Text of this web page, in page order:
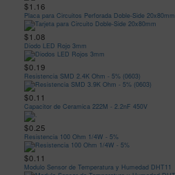
$1.16
Placa para Circuitos Perforada Doble-Side 20x80mm
$1.08
Diodo LED Rojo 3mm
$0.19
Resistencia SMD 2.4K Ohm - 5% (0603)
$0.11
Capacitor de Ceramica 222M - 2.2nF 450V
$0.25
Resistencia 100 Ohm 1/4W - 5%
$0.11
Modulo Sensor de Temperatura y Humedad DHT11